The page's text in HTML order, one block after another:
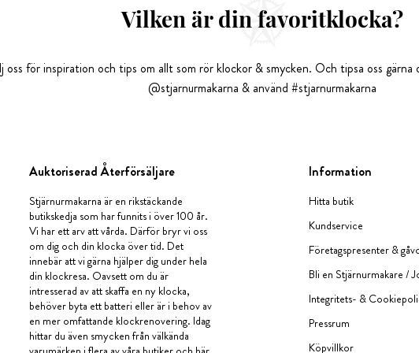
Vilken är din favoritklocka?
oss för inspiration och tips om allt som rör klockor & smycken. Och tipsa oss
@stjarnurmakarna & använd #stjarnurmakarna
Auktoriserad Återförsäljare
Stjärnurmakarna är en rikstäckande
butikskedja som har funnits i över 100 år.
Vi har ett arv att vårda. Därför bryr vi oss
om dig och din klocka över tid. Det
innebär att vi gärna hjälper dig under hela
din klockresa. Oavsett om du är
intresserad av att skaffa en ny klocka,
behöver byta ett batteri eller är i behov av
en mer omfattande klockrenovering. Idag
hittar du även smycken från välkända
Information
Hitta butik
Kundservice
Företagspresenter &
Bli en Stjärnurmakare /
Integritets- &
Pressrum
Köpvillkor